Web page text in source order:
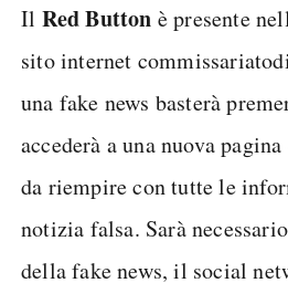
Il Red Button è presente
sito internet
una fake news basterà
accederà a una nuova
da riempire con tutte le
notizia falsa. Sarà
della fake news, il social